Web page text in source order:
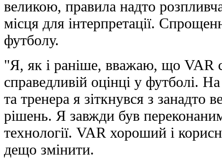
великою, правила надто
місця для інтерпретації.
футболу.
"Я, як і раніше, вважаю, що VAR
справедливій оцінці у футболі.
та тренера я зіткнувся з занадто
рішень. Я завжди був
технології. VAR хороший і
дещо змінити.